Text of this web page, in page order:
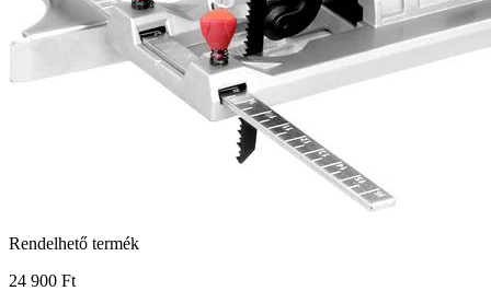
Rendelhető termék
24 900 Ft